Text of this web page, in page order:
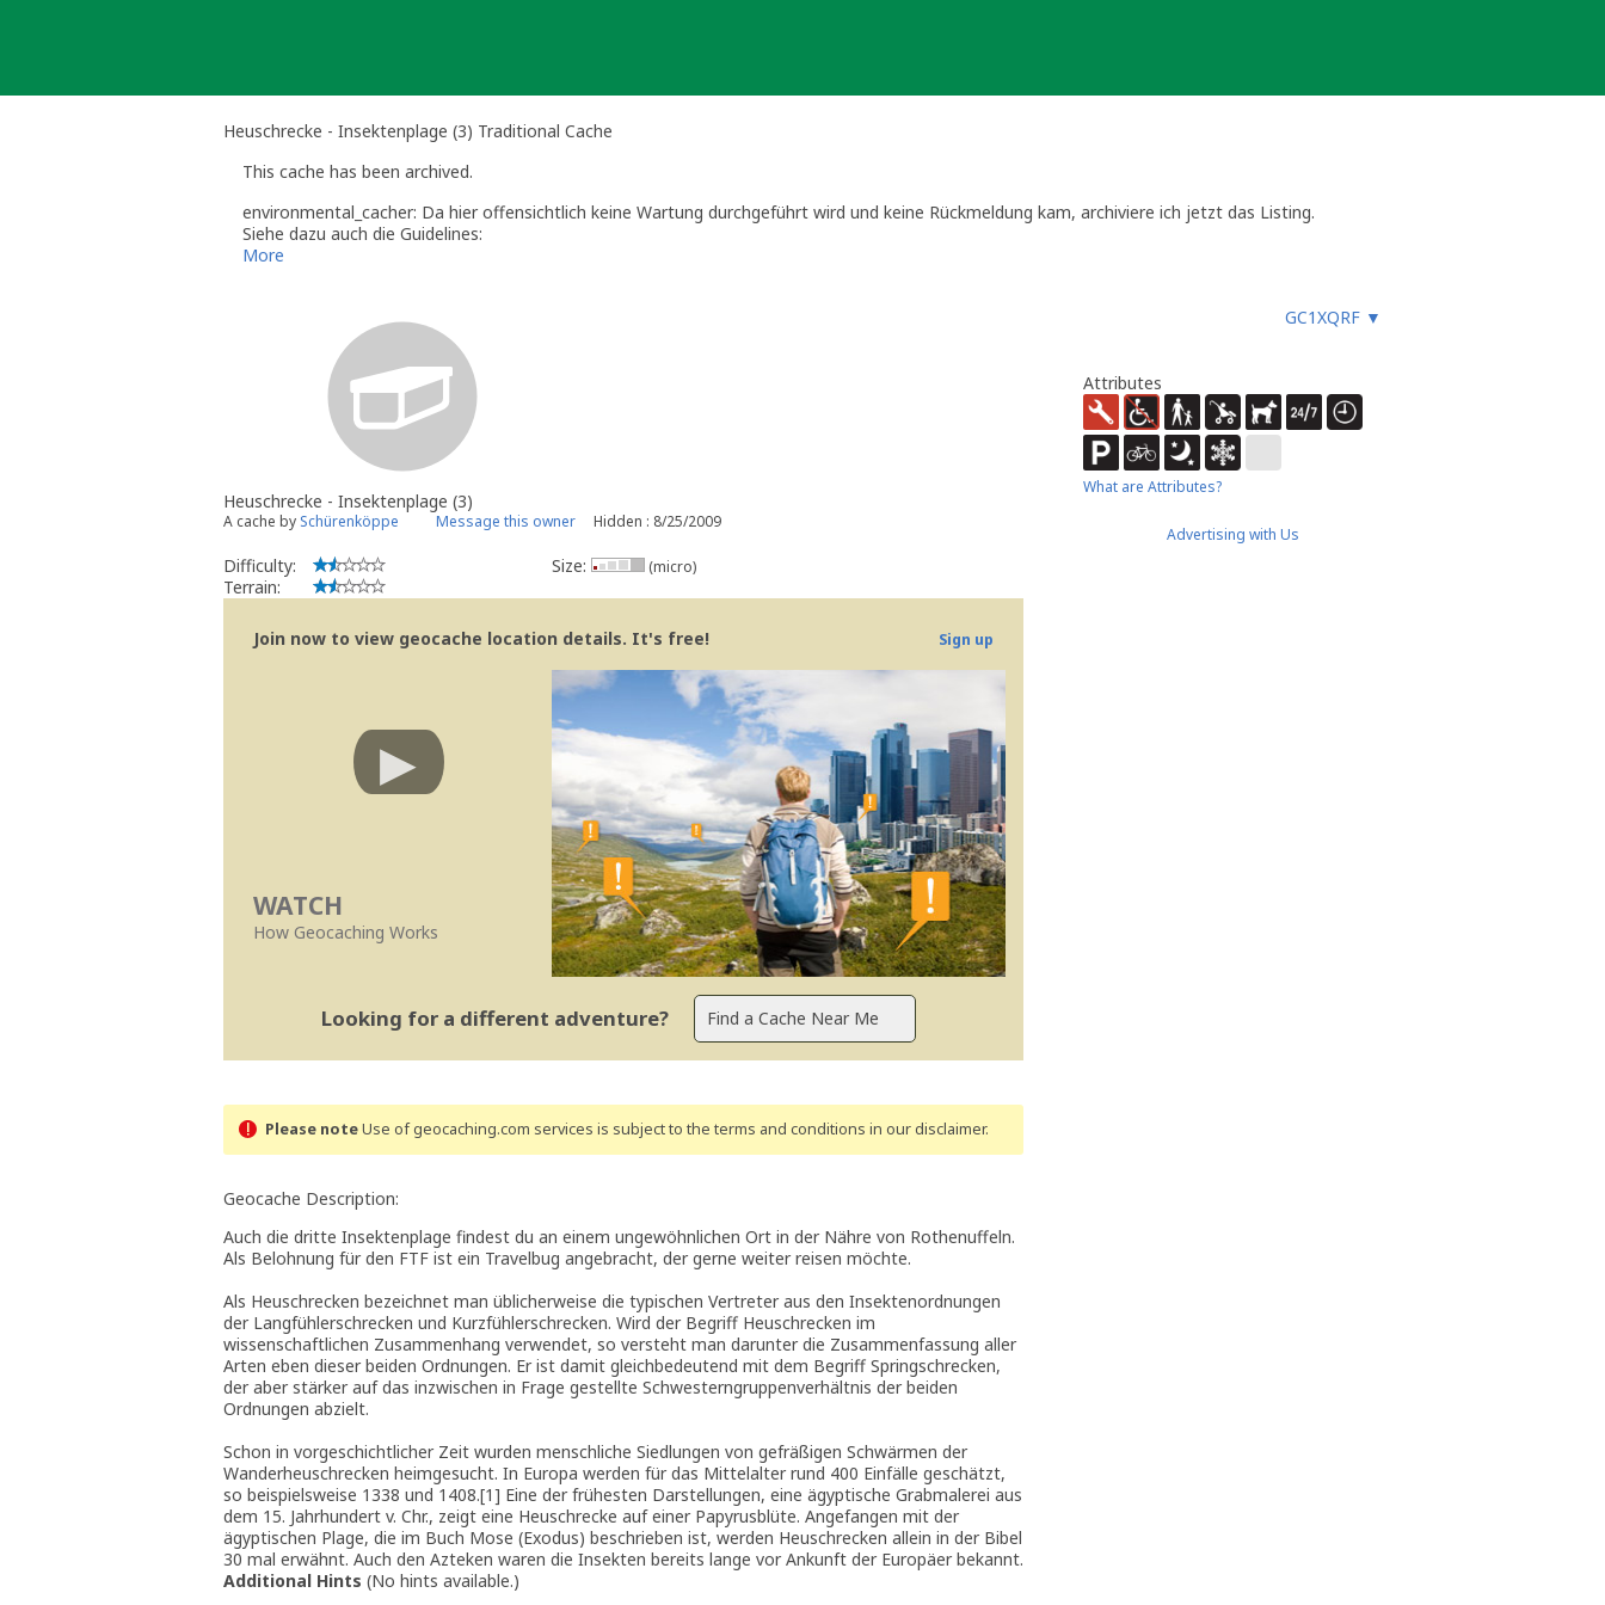
Heuschrecke - Insektenplage (3) Traditional Cache
This cache has been archived.
environmental_cacher: Da hier offensichtlich keine Wartung durchgeführt wird und keine Rückmeldung kam, archiviere ich jetzt das Listing.
Siehe dazu auch die Guidelines:
http://www.geocaching.com/about/guidelines.aspx/#cachemaintenance
environmental_cacher
More
GC1XQRF ▼
Heuschrecke - Insektenplage (3)
A cache by Schürenköppe Message this owner Hidden : 8/25/2009
Difficulty:
Terrain:
Size: (micro)
Join now to view geocache location details. It's free! Sign up
WATCH
How Geocaching Works
Looking for a different adventure?
Please noteUse of geocaching.com services is subject to the terms and conditions in our disclaimer.
Geocache Description:
Auch die dritte Insektenplage findest du an einem ungewöhnlichen Ort in der Nähre von Rothenuffeln.
Als Belohnung für den FTF ist ein Travelbug angebracht, der gerne weiter reisen möchte.
Als Heuschrecken bezeichnet man üblicherweise die typischen Vertreter aus den Insektenordnungen
der Langfühlerschrecken und Kurzfühlerschrecken. Wird der Begriff Heuschrecken im
wissenschaftlichen Zusammenhang verwendet, so versteht man darunter die Zusammenfassung aller
Arten eben dieser beiden Ordnungen. Er ist damit gleichbedeutend mit dem Begriff Springschrecken,
der aber stärker auf das inzwischen in Frage gestellte Schwesterngruppenverhältnis der beiden
Ordnungen abzielt.
Schon in vorgeschichtlicher Zeit wurden menschliche Siedlungen von gefräßigen Schwärmen der
Wanderheuschrecken heimgesucht. In Europa werden für das Mittelalter rund 400 Einfälle geschätzt,
so beispielsweise 1338 und 1408.[1] Eine der frühesten Darstellungen, eine ägyptische Grabmalerei aus
dem 15. Jahrhundert v. Chr., zeigt eine Heuschrecke auf einer Papyrusblüte. Angefangen mit der
ägyptischen Plage, die im Buch Mose (Exodus) beschrieben ist, werden Heuschrecken allein in der Bibel
30 mal erwähnt. Auch den Azteken waren die Insekten bereits lange vor Ankunft der Europäer bekannt.
Additional Hints (No hints available.)
Attributes
What are Attributes?
Advertising with Us